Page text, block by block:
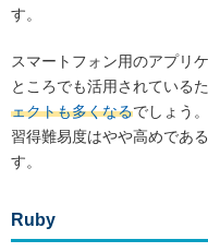
す。
スマートフォン用のアプリ
ところでも活用されているた
ェクトも多くなるでしょう。
習得難易度はやや高めであ
す。
Ruby